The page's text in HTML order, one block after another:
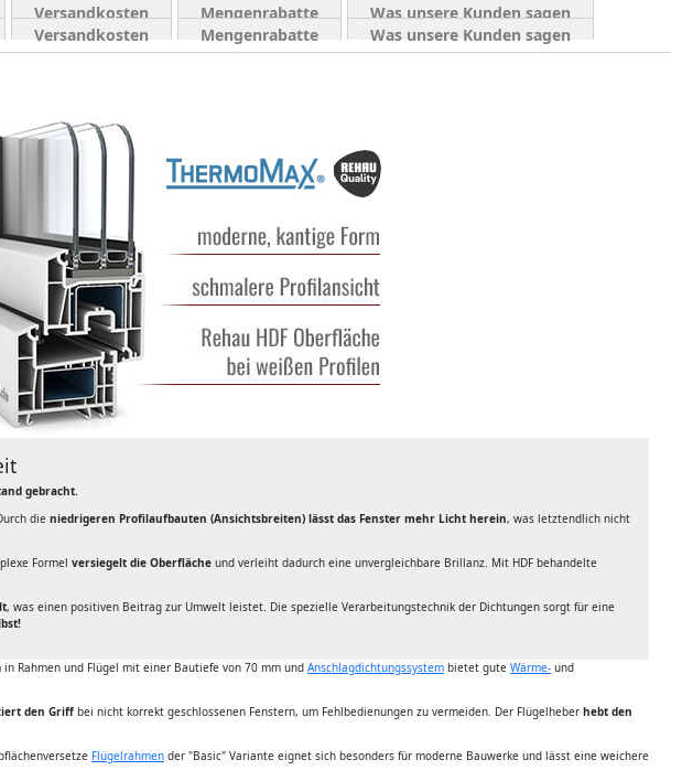
Versandkosten Mengenrabatte
Was unsere Kunden sagen
gebracht.
die niedrigeren Profilaufbauten (Ansichtsbreiten) lässt das Fenster mehr Licht herein, was letztendlich nicht
Formel versiegelt die Oberfläche und verleiht dadurch eine unvergleichbare Brillanz. Mit HDF behandelte
, was einen positiven Beitrag zur Umwelt leistet. Die spezielle Verarbeitungstechnik der Dichtungen sorgt für eine
Rahmen und Flügel mit einer Bautiefe von 70 mm und Anschlagdichtungssystem bietet gute Wärme- und
den Griff bei nicht korrekt geschlossenen Fenstern, um Fehlbedienungen zu vermeiden. Der Flügelheber hebt den
Flügelrahmen der "Basic" Variante eignet sich besonders für moderne Bauwerke und lässt eine weichere
Versandkosten Mengenrabatte Was unsere Kunden sagen